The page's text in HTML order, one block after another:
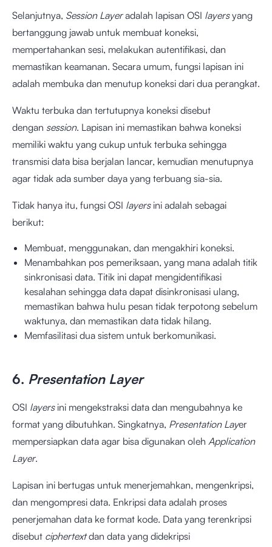
Selanjutnya, Session Layeradalah lapisan OSI layersyang
bertanggung jawab untuk membuat koneksi,
mempertahankan sesi, melakukan autentifikasi, dan
memastikan keamanan. Secara umum, fungsi lapisan ini
adalah membuka dan menutup koneksi dari dua perangkat.
Waktu terbuka dan tertutupnya koneksi disebut
dengan session. Lapisan ini memastikan bahwa koneksi
memiliki waktu yang cukup untuk terbuka sehingga
transmisi data bisa berjalan lancar, kemudian menutupnya
agar tidak ada sumber daya yang terbuang sia-sia.
Tidak hanya itu, fungsi OSI layers ini adalah sebagai
berikut:
Membuat, menggunakan, dan mengakhiri koneksi.
Menambahkan pos pemeriksaan, yang mana adalah titik
sinkronisasi data. Titik ini dapat mengidentifikasi
kesalahan sehingga data dapat disinkronisasi ulang,
memastikan bahwa hulu pesan tidak terpotong sebelum
waktunya, dan memastikan data tidak hilang.
Memfasilitasi dua sistem untuk berkomunikasi.
6. Presentation Layer
OSI layers ini mengekstraksi data dan mengubahnya ke
format yang dibutuhkan. Singkatnya, Presentation Layer
mempersiapkan data agar bisa digunakan oleh Application
Layer.
Lapisan ini bertugas untuk menerjemahkan, mengenkripsi,
dan mengompresi data. Enkripsi data adalah proses
penerjemahan data ke format kode. Data yang terenkripsi
disebut ciphertextdan data yang didekripsi